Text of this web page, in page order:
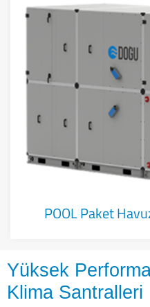
POOL Paket
Yüksek
Klima Santralleri